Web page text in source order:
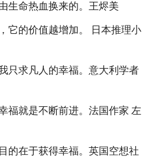
生命热血换来的。王烬美
它的价值越增加。 日本推理小
只求凡人的幸福。意大利学者
福就是不断前进。法国作家 左
的在于获得幸福。英国空想社